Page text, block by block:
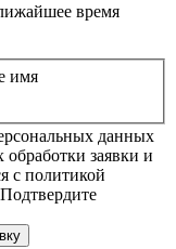
время
имя
данных
заявки и
с политикой
Подтвердите